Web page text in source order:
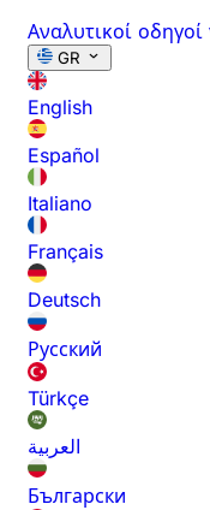
Αναλυτικοί
GR
English
Español
Italiano
Français
Deutsch
Русский
Türkçe
العربية
Български